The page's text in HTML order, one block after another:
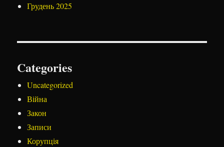
Грудень 2025
Categories
Uncategorized
Війна
Закон
Записи
Корупція